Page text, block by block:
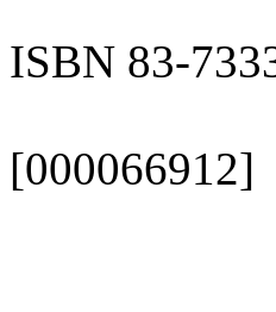
ISBN 83-
[000066912]